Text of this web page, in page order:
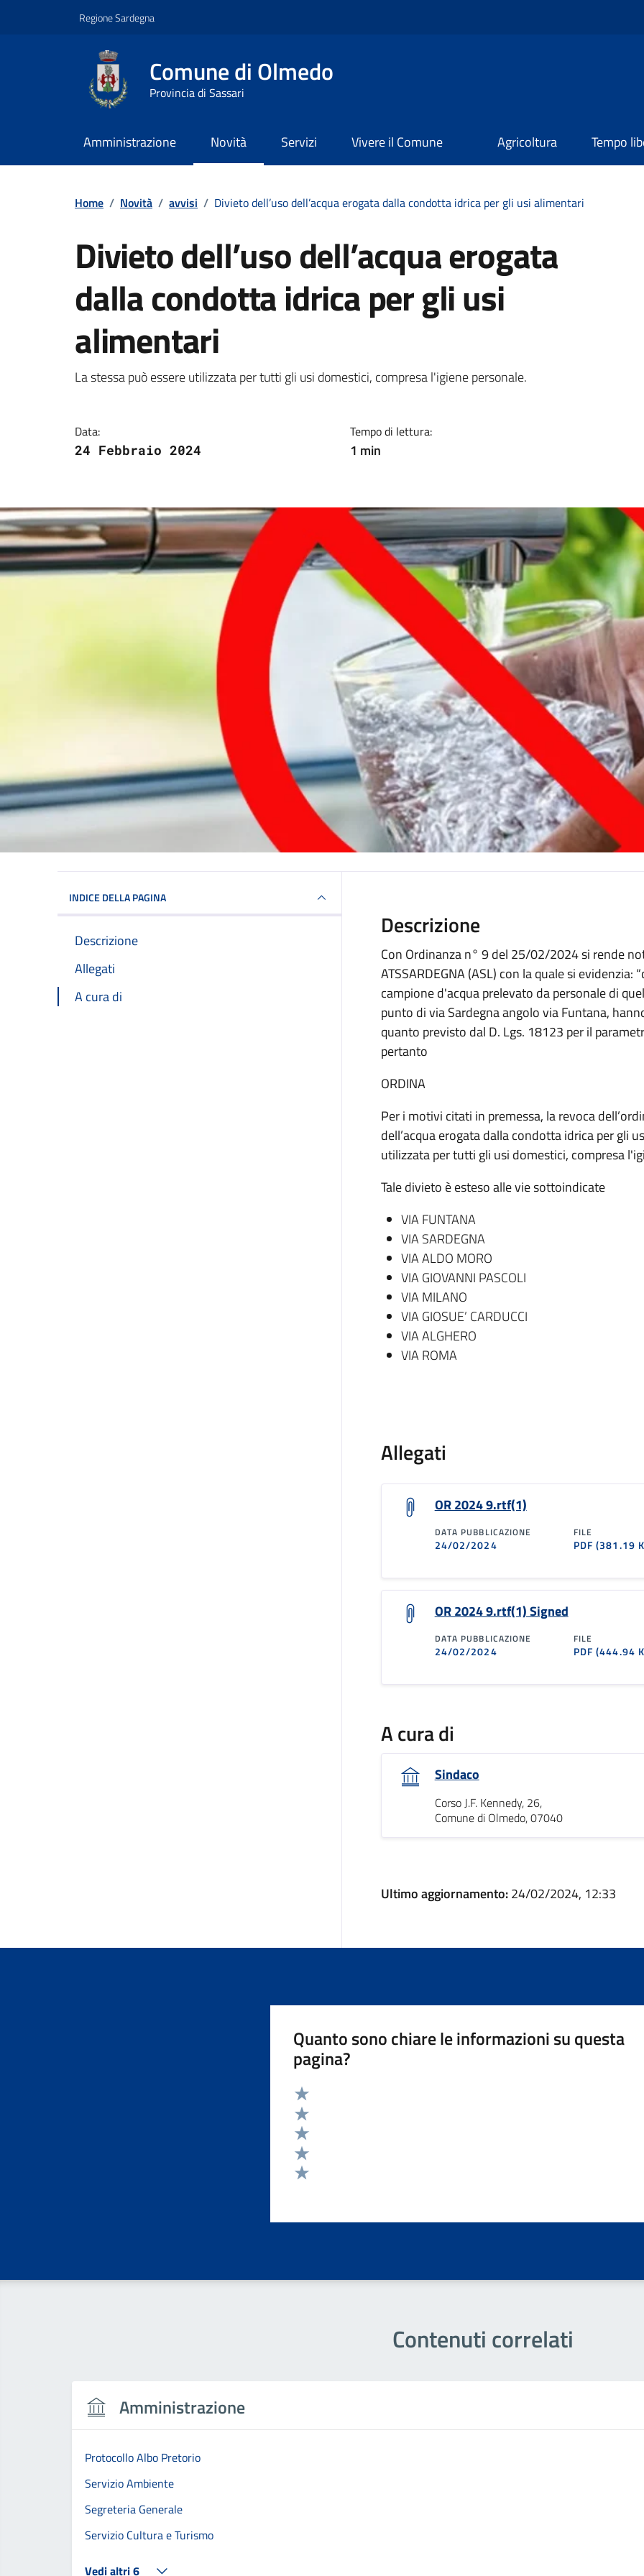
Regione Sardegna
Comune di Olmedo
Provincia di Sassari
Amministrazione Novità Servizi Vivere il Comune Agricoltura Tempo
Home / Novità / avvisi / Divieto dell’uso dell’acqua erogata dalla condotta idrica per gli usi alimentari
Divieto dell’uso dell’acqua erogata
dalla condotta idrica per gli usi
alimentari
Dettagli della notizia
La stessa può essere utilizzata per tutti gli usi domestici, compresa l'igiene personale.
Data:
24 Febbraio 2024
Tempo di lettura:
1 min
INDICE DELLA PAGINA
Descrizione
Allegati
A cura di
Descrizione
Con Ordinanza n° 9 del 25/02/2024 si rende
ATSSARDEGNA (ASL) con la quale si
campione d'acqua prelevato da personale di
punto di via Sardegna angolo via Funtana,
quanto previsto dal D. Lgs. 18123 per il
pertanto
ORDINA
Per i motivi citati in premessa, la revoca
dell’acqua erogata dalla condotta idrica per gli
utilizzata per tutti gli usi domestici, compresa
Tale divieto è esteso alle vie sottoindicate
VIA FUNTANA
VIA SARDEGNA
VIA ALDO MORO
VIA GIOVANNI PASCOLI
VIA MILANO
VIA GIOSUE’ CARDUCCI
VIA ALGHERO
VIA ROMA
Allegati
OR 2024 9.rtf(1)
DATA PUBBLICAZIONE
24/02/2024
FILE
PDF(381.19
OR 2024 9.rtf(1) Signed
DATA PUBBLICAZIONE
24/02/2024
FILE
PDF(444.94
A cura di
Sindaco
Corso J.F. Kennedy, 26,
Comune di Olmedo, 07040
Ultimo aggiornamento:24/02/2024, 12:33
Quanto sono chiare le informazioni su questa
pagina?
Valuta 5 stelle su 5
Valuta 4 stelle su 5
Valuta 3 stelle su 5
Valuta 2 stelle su 5
Contenuti correlati
Amministrazione
Protocollo Albo Pretorio
Servizio Ambiente
Segreteria Generale
Servizio Cultura e Turismo
Vedi altri 6